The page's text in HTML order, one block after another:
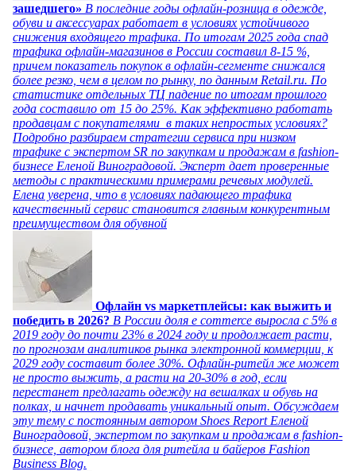
зашедшего» В последние годы офлайн-розница в одежде,
обуви и аксессуарах работает в условиях устойчивого
снижения входящего трафика. По итогам 2025 года спад
трафика офлайн-магазинов в России составил 8-15 %,
причем показатель покупок в офлайн-сегменте снижался
более резко, чем в целом по рынку, по данным Retail.ru. По
статистике отдельных ТЦ падение по итогам прошлого
года составило от 15 до 25%. Как эффективно работать
продавцам с покупателями в таких непростых условиях?
Подробно разбираем стратегии сервиса при низком
трафике с экспертом SR по закупкам и продажам в fashion-
бизнесе Еленой Виноградовой. Эксперт дает проверенные
методы с практическими примерами речевых модулей.
Елена уверена, что в условиях падающего трафика
качественный сервис становится главным конкурентным
преимуществом для обувной
Офлайн vs маркетплейсы: как выжить и
победить в 2026? В России доля e commerce выросла с 5% в
2019 году до почти 23% в 2024 году и продолжает расти,
по прогнозам аналитиков рынка электронной коммерции, к
2029 году составит более 30%. Офлайн-ритейл же может
не просто выжить, а расти на 20-30% в год, если
перестанет предлагать одежду на вешалках и обувь на
полках, и начнет продавать уникальный опыт. Обсуждаем
эту тему с постоянным автором Shoes Report Еленой
Виноградовой, экспертом по закупкам и продажам в fashion-
бизнесе, автором блога для ритейла и байеров Fashion
Business Blog.